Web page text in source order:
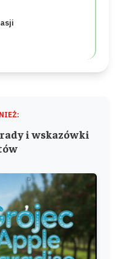
i wskazówki